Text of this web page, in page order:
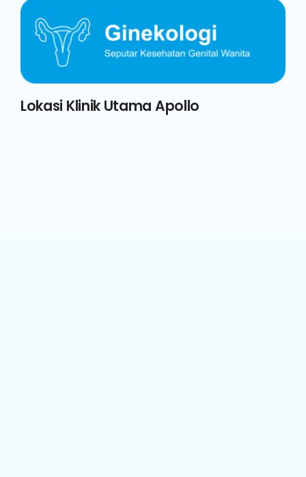
Lokasi Klinik Utama Apollo